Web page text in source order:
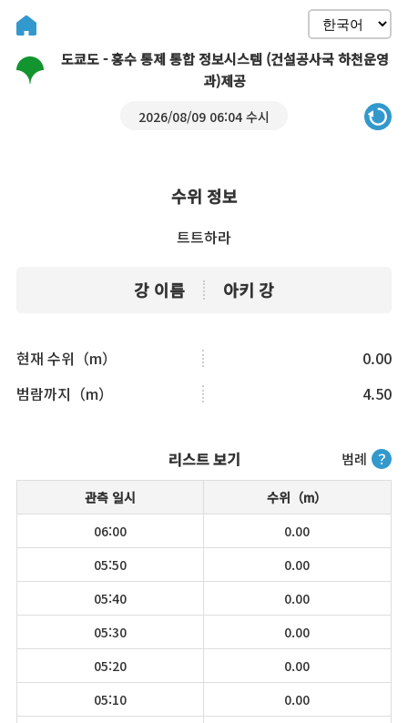
도쿄도 - 홍수 통제 통합 정보시스템 (건설공사국 하천운영
과)제공
2026/08/09 06:04 수시
수위 정보
트트하라
강 이름 아키 강
현재 수위（m）
0.00
범람까지（m）
4.50
범례 ？
리스트 보기
관측 일시
수위（m）
06:00
0.00
05:50
0.00
05:40
0.00
05:30
0.00
05:20
0.00
05:10
0.00